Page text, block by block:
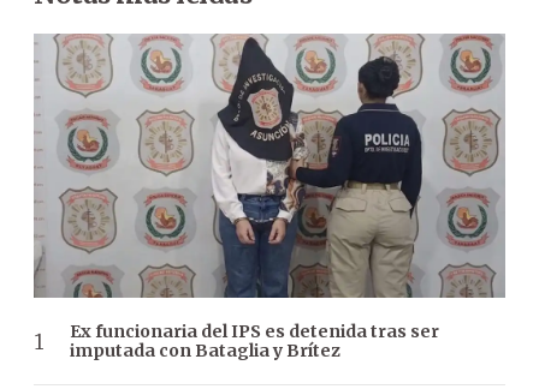
Ex funcionaria del IPS es detenida tras ser
imputada con Bataglia y Brítez